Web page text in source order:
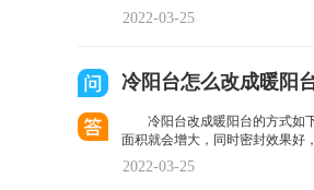
2022-03-25
冷阳台怎么改成暖阳
冷阳台改成暖阳台的方式如
面积就会增大，同时密封效果好
2022-03-25